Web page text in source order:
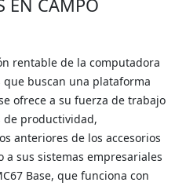
EN CAMPO
rentable de la computadora
que buscan una plataforma
ofrece a su fuerza de trabajo
de productividad,
anteriores de los accesorios
a sus sistemas empresariales
Base, que funciona con